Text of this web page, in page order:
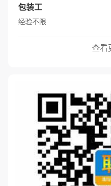
包装工
经验不限
查看